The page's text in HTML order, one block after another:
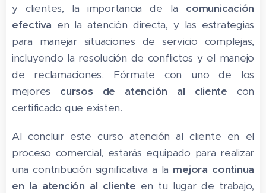
y clientes, la importancia de la comunicación
efectiva en la atención directa, y las estrategias
para manejar situaciones de servicio complejas,
incluyendo la resolución de conflictos y el manejo
de reclamaciones. Fórmate con uno de los
mejores cursos de atención al cliente con
certificado que existen.
Al concluir este curso atención al cliente en el
proceso comercial, estarás equipado para realizar
una contribución significativa a la mejora continua
en la atención al cliente en tu lugar de trabajo,